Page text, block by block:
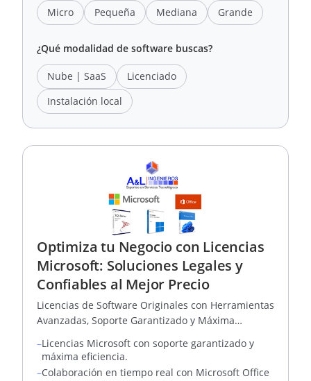
Micro Pequeña Mediana Grande
¿Qué modalidad de software buscas?
Nube | SaaS
Licenciado
Instalación local
Optimiza tu Negocio con Licencias
Microsoft: Soluciones Legales y
Confiables al Mejor Precio
Licencias de Software Originales con Herramientas
Avanzadas, Soporte Garantizado y Máxima
–Licencias Microsoft con soporte garantizado y
máxima eficiencia.
–Colaboración en tiempo real con Microsoft Office